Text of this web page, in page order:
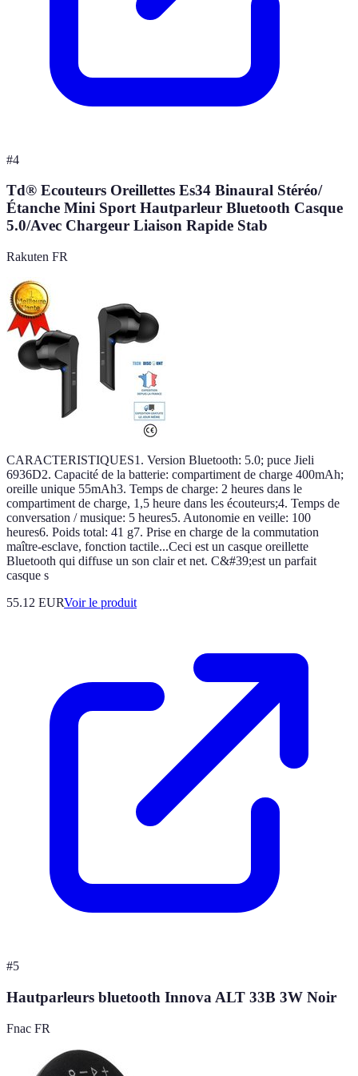
#4
Td® Ecouteurs Oreillettes Es34 Binaural Stéréo/
Étanche Mini Sport Hautparleur Bluetooth Casque
5.0/Avec Chargeur Liaison Rapide Stab
Rakuten FR
CARACTERISTIQUES1. Version Bluetooth: 5.0; puce Jieli
6936D2. Capacité de la batterie: compartiment de charge 400mAh;
oreille unique 55mAh3. Temps de charge: 2 heures dans le
compartiment de charge, 1,5 heure dans les écouteurs;4. Temps de
conversation / musique: 5 heures5. Autonomie en veille: 100
heures6. Poids total: 41 g7. Prise en charge de la commutation
maître-esclave, fonction tactile...Ceci est un casque oreillette
Bluetooth qui diffuse un son clair et net. C&#39;est un parfait
casque s
55.12 EURVoir le produit
#5
Hautparleurs bluetooth Innova ALT 33B 3W Noir
Fnac FR